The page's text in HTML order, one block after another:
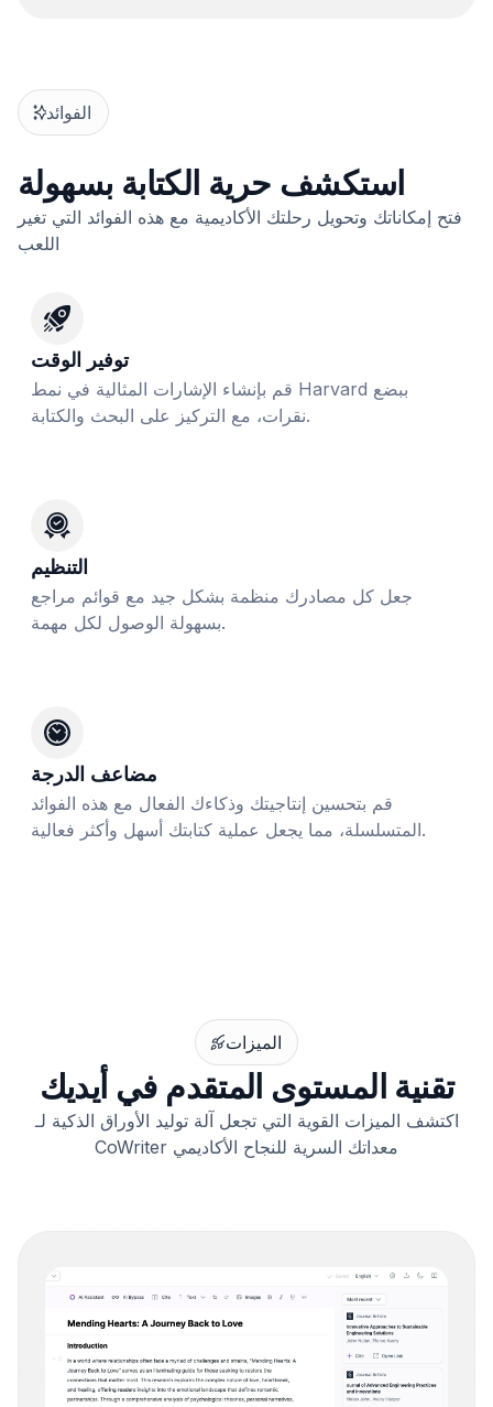
الفوائد
استكشف حرية الكتابة بسهولة
فتح إمكاناتك وتحويل رحلتك الأكاديمية مع هذه الفوائد التي تغير
اللعب
توفير الوقت
قم بإنشاء الإشارات المثالية في نمط Harvard ببضع
نقرات، مع التركيز على البحث والكتابة.
التنظيم
جعل كل مصادرك منظمة بشكل جيد مع قوائم مراجع
بسهولة الوصول لكل مهمة.
مضاعف الدرجة
قم بتحسين إنتاجيتك وذكاءك الفعال مع هذه الفوائد
المتسلسلة، مما يجعل عملية كتابتك أسهل وأكثر فعالية.
الميزات
تقنية المستوى المتقدم في أيديك
اكتشف الميزات القوية التي تجعل آلة توليد الأوراق الذكية لـ
CoWriter معداتك السرية للنجاح الأكاديمي